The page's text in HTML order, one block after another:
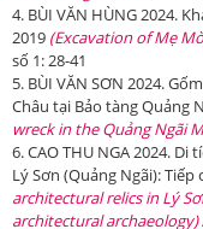
4. BÙI VĂN HÙNG 2024.
2019 (Excavation of Mẹ
số 1: 28-41
5. BÙI VĂN SƠN 2024.
Châu tại Bảo tàng Quảng
wreck in the Quảng Ngãi
6. CAO THU NGA 2024.
Lý Sơn (Quảng Ngãi):
architectural relics inLý
architectural archaeology)